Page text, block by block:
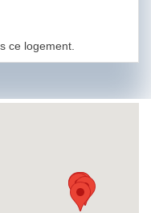
ce logement.